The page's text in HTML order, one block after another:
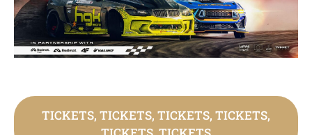
TICKETS, TICKETS, TICKETS, TICKETS,